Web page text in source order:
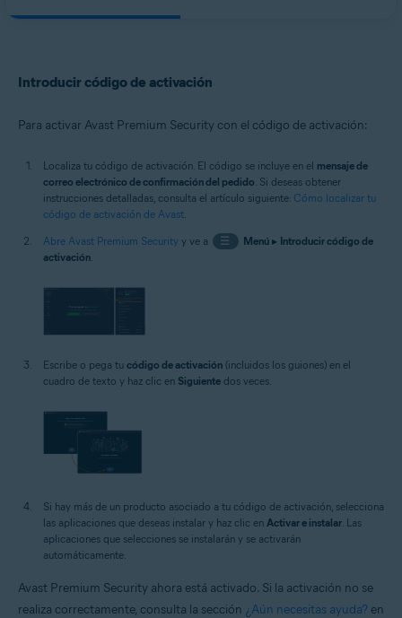
Introducir código de activación
Para activar Avast Premium Security con el código de activación:
Localiza tu código de activación. El código se incluye en el mensaje de
correo electrónico de confirmación del pedido. Si deseas obtener
instrucciones detalladas, consulta el artículo siguiente: Cómo localizar tu
código de activación de Avast.
Abre Avast Premium Security y ve a ☰ Menú▸ Introducir código de
activación.
Escribe o pega tu código de activación (incluidos los guiones) en el
cuadro de texto y haz clic en Siguiente dos veces.
Si hay más de un producto asociado a tu código de activación, selecciona
las aplicaciones que deseas instalar y haz clic en Activar e instalar . Las
aplicaciones que selecciones se instalarán y se activarán
automáticamente.
Avast Premium Security ahora está activado. Si la activación no se
realiza correctamente, consulta la sección ¿Aún necesitas ayuda? en